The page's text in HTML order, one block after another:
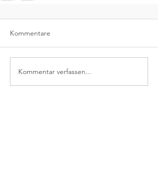
Kommentare
Kommentar verfassen...